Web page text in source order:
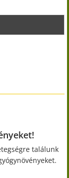
találunk